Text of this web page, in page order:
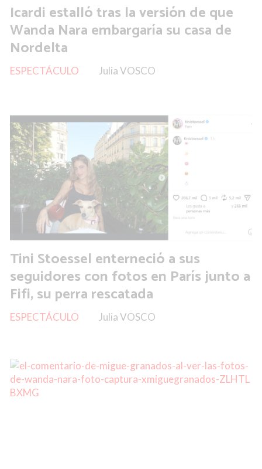
Icardi estalló tras la versión de que
Wanda Nara embargaría su casa de
Nordelta
Julia VOSCO
ESPECTÁCULO
Tini Stoessel enterneció a sus
seguidores con fotos en París junto a
Fifi, su perra rescatada
Julia VOSCO
ESPECTÁCULO